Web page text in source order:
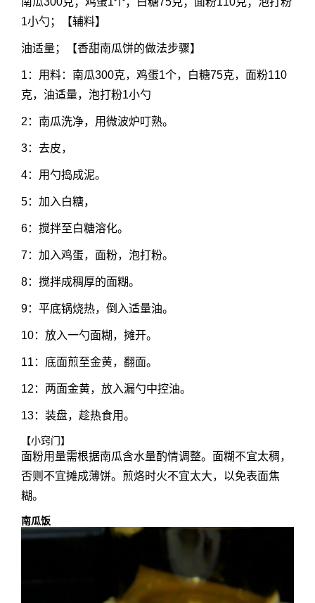
1小勺；【辅料】
油适量；【香甜南瓜饼的做法步骤】
1：用料：南瓜300克，鸡蛋1个，白糖75克，面粉110
克，油适量，泡打粉1小勺
2：南瓜洗净，用微波炉叮熟。
3：去皮，
4：用勺捣成泥。
5：加入白糖，
6：搅拌至白糖溶化。
7：加入鸡蛋，面粉，泡打粉。
8：搅拌成稠厚的面糊。
9：平底锅烧热，倒入适量油。
10：放入一勺面糊，摊开。
11：底面煎至金黄，翻面。
12：两面金黄，放入漏勺中控油。
13：装盘，趁热食用。
【小窍门】
面粉用量需根据南瓜含水量酌情调整。面糊不宜太稠，
否则不宜摊成薄饼。煎烙时火不宜太大，以免表面焦
糊。
南瓜饭